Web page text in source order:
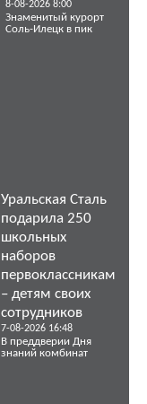
8-08-2026 8:00
Знаменитый курорт
Соль-Илецк в пик
Уральская Сталь
подарила 250
школьных
наборов
первоклассникам
– детям своих
сотрудников
7-08-2026 16:48
В преддверии Дня
знаний комбинат